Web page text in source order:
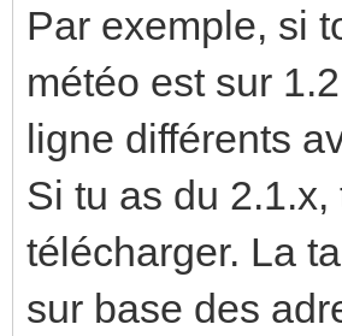
Par exemple, si
météo est sur
ligne différents
Si tu as du
télécharger. La
sur base des